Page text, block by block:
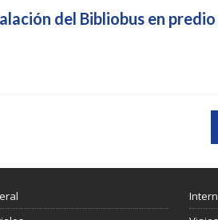
del Bibliobus en